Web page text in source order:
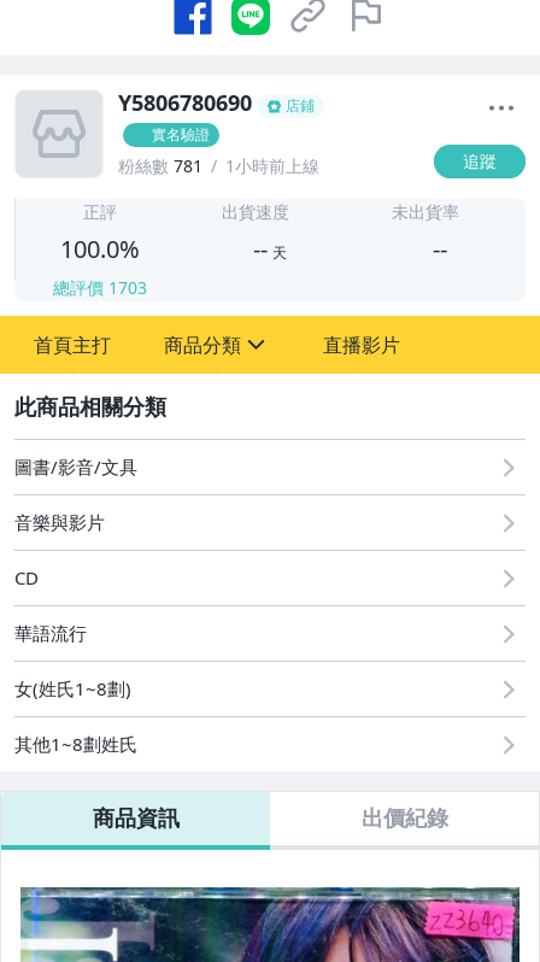
Y5806780690
店鋪
實名驗證
粉絲數 781 1小時前上線 追蹤
正評
100.0%
總評價 1703
出貨速度
-- 天
未出貨率
--
首頁主打 商品分類
其它
直播影片
圖書/影音/文具
音樂與影片
CD
華語流行
女(姓氏1~8劃)
其他1~8劃姓氏
商品資訊 出價紀錄